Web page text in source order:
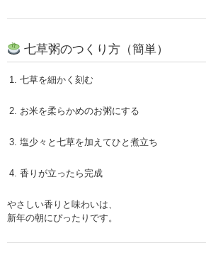
七草粥のつくり方（簡単）
七草を細かく刻む
お米を柔らかめのお粥にする
塩少々と七草を加えてひと煮立ち
香りが立ったら完成
やさしい香りと味わいは、
新年の朝にぴったりです。